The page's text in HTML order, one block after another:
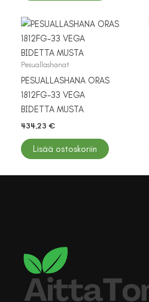
Pesuallashanat
PESUALLASHANA ORAS
1812FG-33 VEGA
BIDETTA MUSTA
434,23 €
Lisää ostoskoriin